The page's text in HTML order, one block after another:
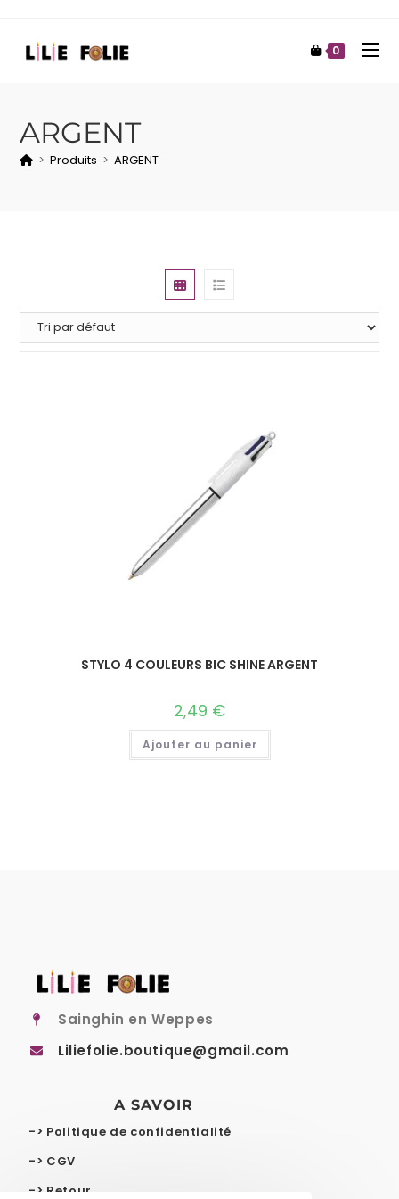
0
ARGENT
> Produits > ARGENT
STYLO 4 COULEURS BIC SHINE ARGENT
2,49 €
Ajouter au panier
Sainghin en Weppes
Liliefolie.boutique@gmail.com
A SAVOIR
-> Politique de confidentialité
-> CGV
-> Retour